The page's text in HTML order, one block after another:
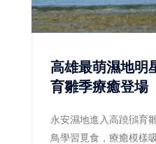
高雄最萌濕地明星 永安濕地高
育雛季療癒登場
永安濕地進入高蹺鴴育
鳥學習覓食，療癒模樣